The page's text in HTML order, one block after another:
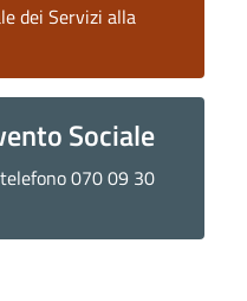
dei Servizi alla
Sociale
070 09 30